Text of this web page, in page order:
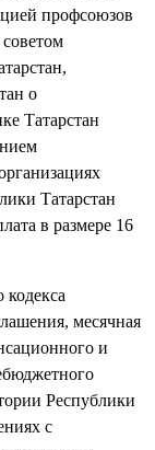
профсоюзов
о
Татарстан
Татарстан
в размере 16
кодекса
месячная
и
Республики
с